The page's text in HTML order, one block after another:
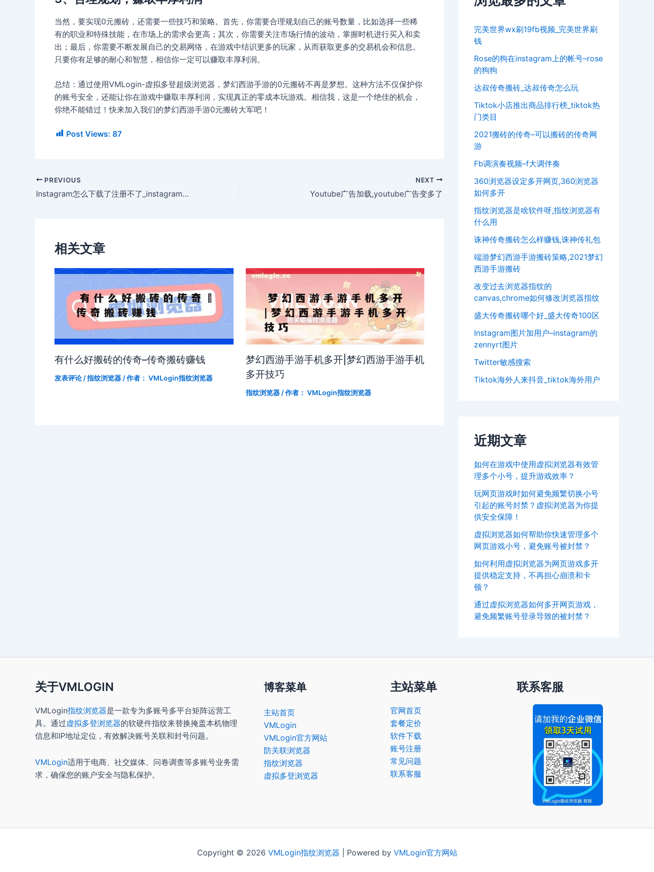
当然，要实现0元搬砖，还需要一些技巧和策略。首先，你需要合理规划自己的账号数量，比如选择一些稀
有的职业和特殊技能，在市场上的需求会更高；其次，你需要关注市场行情的波动，掌握时机进行买入和卖
出；最后，你需要不断发展自己的交易网络，在游戏中结识更多的玩家，从而获取更多的交易机会和信息。
只要你有足够的耐心和智慧，相信你一定可以赚取丰厚利润。
总结：通过使用VMLogin-虚拟多登超级浏览器，梦幻西游手游的0元搬砖不再是梦想。这种方法不仅保护你
的账号安全，还能让你在游戏中赚取丰厚利润，实现真正的零成本玩游戏。相信我，这是一个绝佳的机会，
你绝不能错过！快来加入我们的梦幻西游手游0元搬砖大军吧！
Post Views: 87
PREVIOUS
Instagram怎么下载了注册不了_instagram怎么注册不了
NEXT
Youtube广告加载,youtube广告变多了
相关文章
有什么好搬砖的传奇–传奇搬砖赚钱
发表评论 /指纹浏览器 / 作者： VMLogin指纹浏览器
梦幻西游手游手机多开|梦幻西游手游手机
多开技巧
指纹浏览器/ 作者： VMLogin指纹浏览器
完美世界wx刷19fb视频_完美世界刷
钱
Rose的狗在instagram上的帐号–rose
的狗狗
达叔传奇搬砖_达叔传奇怎么玩
Tiktok小店推出商品排行榜_tiktok热
门类目
2021搬砖的传奇–可以搬砖的传奇网
游
Fb调演奏视频–f大调伴奏
360浏览器设定多开网页,360浏览器
如何多开
指纹浏览器是啥软件呀,指纹浏览器有
什么用
诛神传奇搬砖怎么样赚钱,诛神传礼包
端游梦幻西游手游搬砖策略,2021梦幻
西游手游搬砖
改变过去浏览器指纹的
canvas,chrome如何修改浏览器指纹
盛大传奇搬砖哪个好_盛大传奇100区
Instagram图片加用户–instagram的
zennyrt图片
Twitter敏感搜索
Tiktok海外人来抖音_tiktok海外用户
近期文章
如何在游戏中使用虚拟浏览器有效管
理多个小号，提升游戏效率？
玩网页游戏时如何避免频繁切换小号
引起的账号封禁？虚拟浏览器为你提
供安全保障！
虚拟浏览器如何帮助你快速管理多个
网页游戏小号，避免账号被封禁？
如何利用虚拟浏览器为网页游戏多开
提供稳定支持，不再担心崩溃和卡
顿？
通过虚拟浏览器如何多开网页游戏，
避免频繁账号登录导致的被封禁？
关于VMLOGIN
VMLogin指纹浏览器是一款专为多账号多平台矩阵运营工
具。通过虚拟多登浏览器的软硬件指纹来替换掩盖本机物理
信息和IP地址定位，有效解决账号关联和封号问题。
VMLogin适用于电商、社交媒体、问卷调查等多账号业务需
求，确保您的账户安全与隐私保护。
博客菜单
主站首页
VMLogin
VMLogin官方网站
防关联浏览器
指纹浏览器
虚拟多登浏览器
主站菜单
官网首页
套餐定价
软件下载
账号注册
常见问题
联系客服
联系客服
Copyright © 2026 VMLogin指纹浏览器 | Powered by VMLogin官方网站